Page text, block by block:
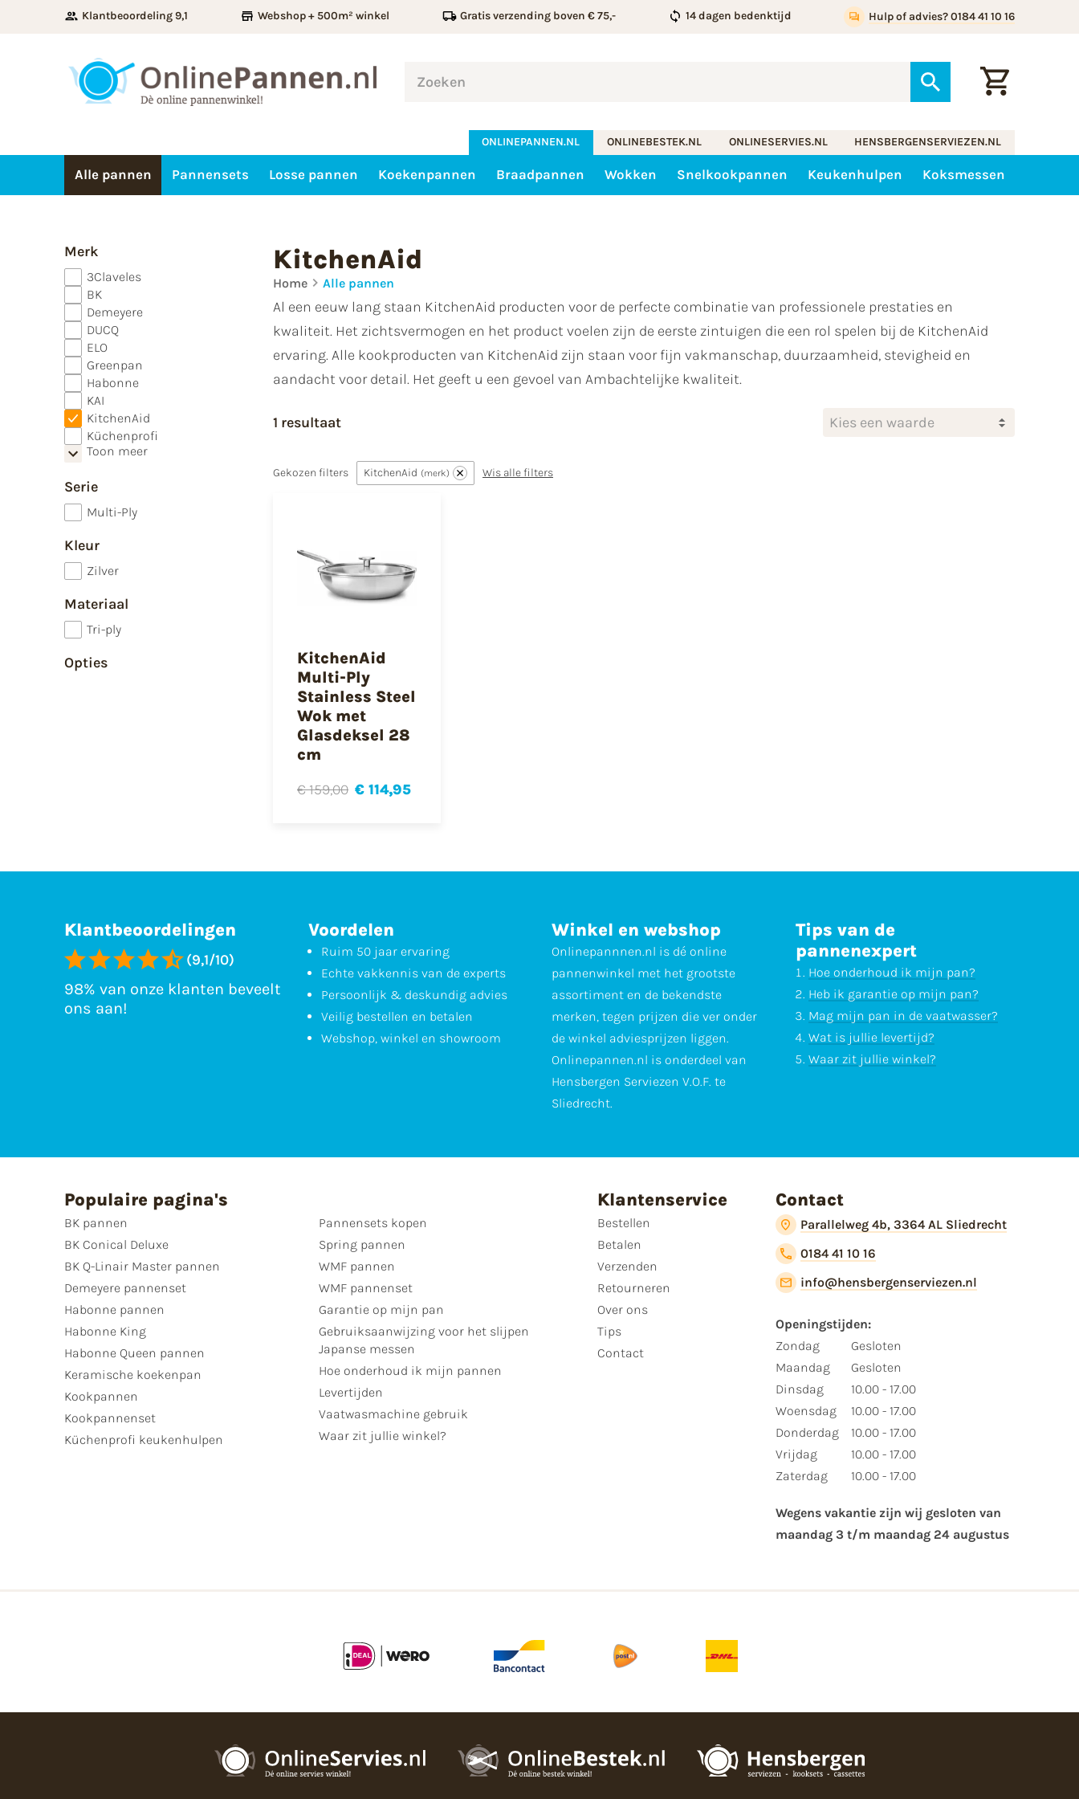
Klantbeoordeling 9,1 Webshop + 500m² winkel Gratis verzending boven € 75,- 14 dagen bedenktijd Hulp of advies? 0184 41 10 16
ONLINEPANNEN.NL ONLINEBESTEK.NL ONLINESERVIES.NL HENSBERGENSERVIEZEN.NL
Alle pannen Pannensets Losse pannen Koekenpannen Braadpannen Wokken Snelkookpannen Keukenhulpen Koksmessen
Merk
3Claveles
BK
Demeyere
DUCQ
ELO
Greenpan
Habonne
KAI
KitchenAid
Küchenprofi
Toon meer
Serie
Multi-Ply
Kleur
Zilver
Materiaal
Tri-ply
Opties
KitchenAid
Home Alle pannen
Al een eeuw lang staan KitchenAid producten voor de perfecte combinatie van professionele prestaties en
kwaliteit. Het zichtsvermogen en het product voelen zijn de eerste zintuigen die een rol spelen bij de KitchenAid
ervaring. Alle kookproducten van KitchenAid zijn staan voor fijn vakmanschap, duurzaamheid, stevigheid en
aandacht voor detail. Het geeft u een gevoel van Ambachtelijke kwaliteit.
1 resultaat Kies een waarde
Gekozen filters KitchenAid merk Wis alle filters
KitchenAid
Multi-Ply
Stainless Steel
Wok met
Glasdeksel 28
cm
€ 159,00 € 114,95
Klantbeoordelingen
(9,1/10)
98% van onze klanten beveelt
ons aan!
Voordelen
Ruim 50 jaar ervaring
Echte vakkennis van de experts
Persoonlijk & deskundig advies
Veilig bestellen en betalen
Webshop, winkel en showroom
Winkel en webshop
Onlinepannnen.nl is dé online
pannenwinkel met het grootste
assortiment en de bekendste
merken, tegen prijzen die ver onder
de winkel adviesprijzen liggen.
Onlinepannen.nl is onderdeel van
Hensbergen Serviezen V.O.F. te
Sliedrecht.
Tips van de
pannenexpert
Hoe onderhoud ik mijn pan?
Heb ik garantie op mijn pan?
Mag mijn pan in de vaatwasser?
Wat is jullie levertijd?
Waar zit jullie winkel?
Populaire pagina's
BK pannen
BK Conical Deluxe
BK Q-Linair Master pannen
Demeyere pannenset
Habonne pannen
Habonne King
Habonne Queen pannen
Keramische koekenpan
Kookpannen
Kookpannenset
Küchenprofi keukenhulpen
Pannensets kopen
Spring pannen
WMF pannen
WMF pannenset
Garantie op mijn pan
Gebruiksaanwijzing voor het slijpen
Japanse messen
Hoe onderhoud ik mijn pannen
Levertijden
Vaatwasmachine gebruik
Waar zit jullie winkel?
Klantenservice
Bestellen
Betalen
Verzenden
Retourneren
Over ons
Tips
Contact
Contact
Parallelweg 4b, 3364 AL Sliedrecht
0184 41 10 16
info@hensbergenserviezen.nl
Openingstijden:​
​Zondag
Maandag
Dinsdag
Woensdag
Donderdag
Vrijdag
Zaterdag
Gesloten
Gesloten
10.00 - 17.00
10.00 - 17.00
10.00 - 17.00
10.00 - 17.00
10.00 - 17.00
Wegens vakantie zijn wij gesloten van ​
maandag 3 t/m maandag 24 augustus